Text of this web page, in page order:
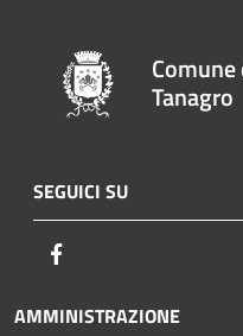
Tanagro
SEGUICI SU
AMMINISTRAZIONE